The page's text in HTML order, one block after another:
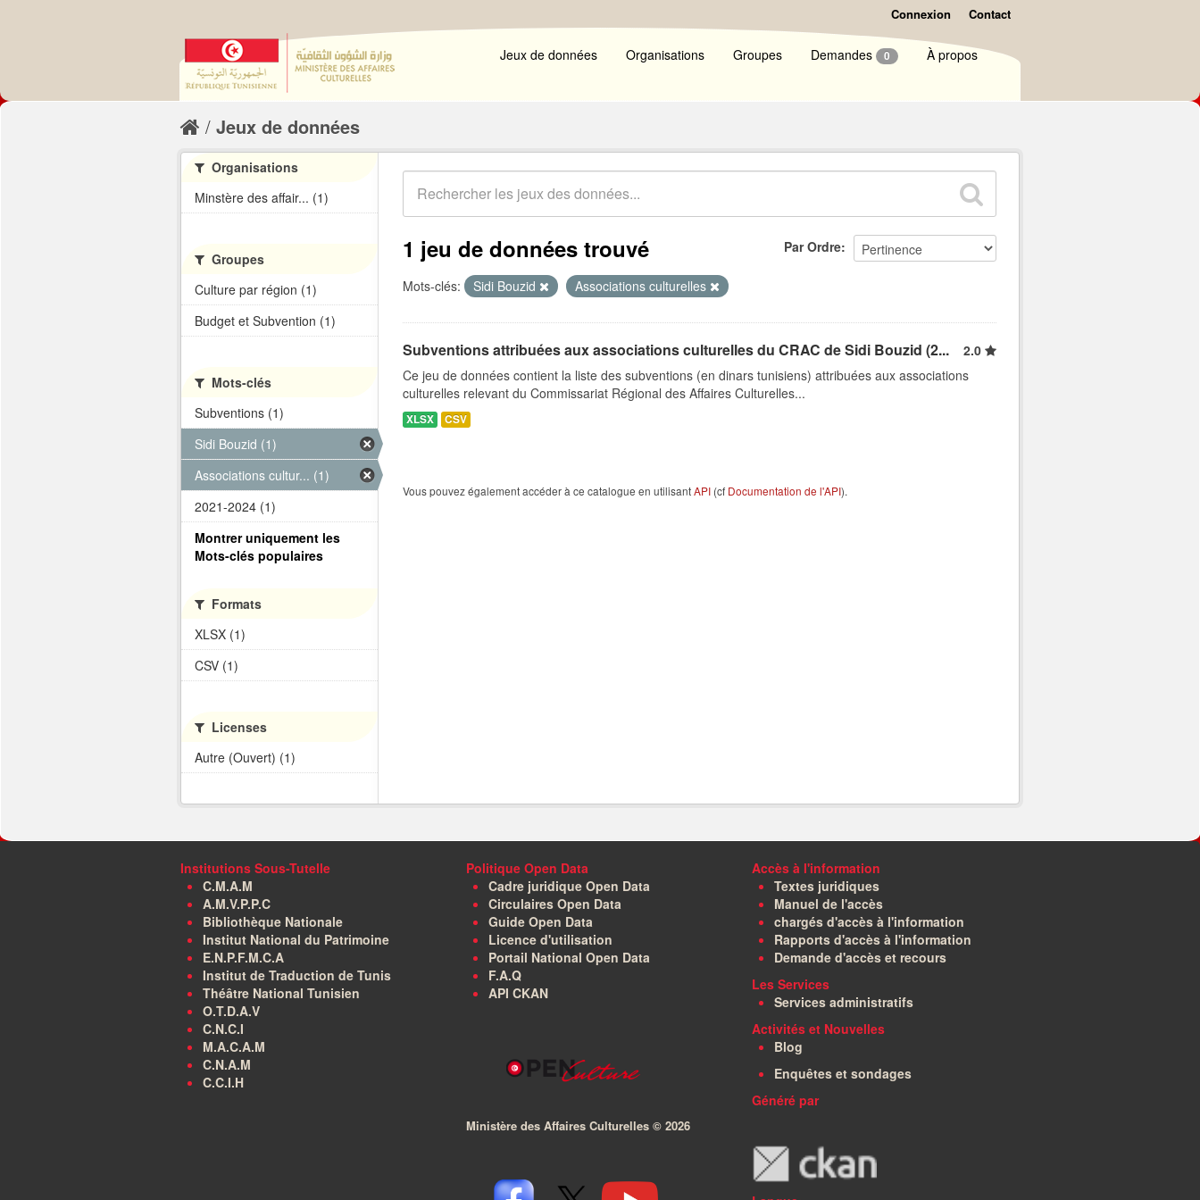
Connexion Contact
Jeux de données Organisations Groupes Demandes 0 À propos
Jeux de données
Par Ordre
1 jeu de données trouvé
Mots-clés: Sidi Bouzid Associations culturelles
Subventions attribuées aux associations culturelles du CRAC de Sidi Bouzid (2...
2.0
Ce jeu de données contient la liste des subventions (en dinars tunisiens) attribuées aux associations
culturelles relevant du Commissariat Régional des Affaires Culturelles...
XLSX CSV
Vous pouvez également accéder à ce catalogue en utilisantAPI (cf Documentation de l'API).
Organisations
Minstère des affair... (1)
Groupes
Culture par région (1)
Budget et Subvention (1)
Mots-clés
Subventions (1)
Sidi Bouzid (1)
Associations cultur... (1)
2021-2024 (1)
Montrer uniquement les
Mots-clés populaires
Formats
XLSX (1)
CSV (1)
Licenses
Autre (Ouvert) (1)
Institutions Sous-Tutelle
C.M.A.M
A.M.V.P.P.C
Bibliothèque Nationale
Institut National du Patrimoine
E.N.P.F.M.C.A
Institut de Traduction de Tunis
Théâtre National Tunisien
O.T.D.A.V
C.N.C.I
M.A.C.A.M
C.N.A.M
C.C.I.H
Politique Open Data
Cadre juridique Open Data
Circulaires Open Data
Guide Open Data
Licence d'utilisation
Portail National Open Data
F.A.Q
API CKAN
Ministère des Affaires Culturelles © 2026
Accès à l'information
Textes juridiques
Manuel de l'accès
chargés d'accès à l'information
Rapports d'accès à l'information
Demande d'accès et recours
Les Services
Services administratifs
Activités et Nouvelles
Blog
Enquêtes et sondages
Généré par